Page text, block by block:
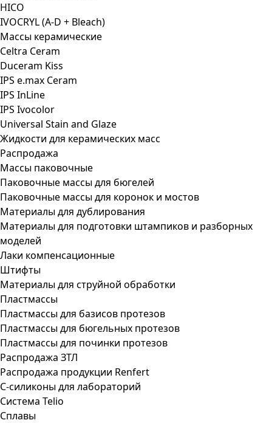
HICO
IVOCRYL (A-D + Bleach)
Массы керамические
Celtra Ceram
Duceram Kiss
IPS e.max Ceram
IPS InLine
IPS Ivocolor
Universal Stain and Glaze
Жидкости для керамических масс
Распродажа
Массы паковочные
Паковочные массы для бюгелей
Паковочные массы для коронок и мостов
Материалы для дублирования
Материалы для подготовки штампиков и разборных
моделей
Лаки компенсационные
Штифты
Материалы для струйной обработки
Пластмассы
Пластмассы для базисов протезов
Пластмассы для бюгельных протезов
Пластмассы для починки протезов
Распродажа ЗТЛ
Распродажа продукции Renfert
С-силиконы для лабораторий
Система Telio
Сплавы